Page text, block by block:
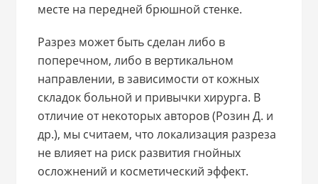
месте на передней брюшной стенке.
Разрез может быть сделан либо в
поперечном, либо в вертикальном
направлении, в зависимости от кожных
складок больной и привычки хирурга. В
отличие от некоторых авторов (Розин Д. и
др.), мы считаем, что локализация разреза
не влияет на риск развития гнойных
осложнений и косметический эффект.